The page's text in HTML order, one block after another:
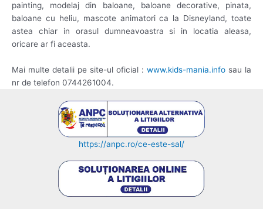
painting, modelaj din baloane, baloane decorative, pinata,
baloane cu heliu, mascote animatori ca la Disneyland, toate
astea chiar in orasul dumneavoastra si in locatia aleasa,
oricare ar fi aceasta.
Mai multe detalii pe site-ul oficial : www.kids-mania.info sau la
nr de telefon 0744261004.
https://anpc.ro/ce-este-sal/